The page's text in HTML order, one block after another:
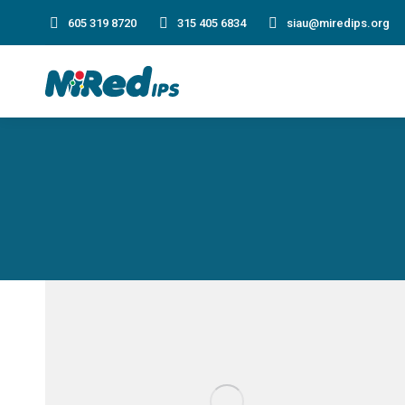
605 319 8720 315 405 6834 siau@miredips.org